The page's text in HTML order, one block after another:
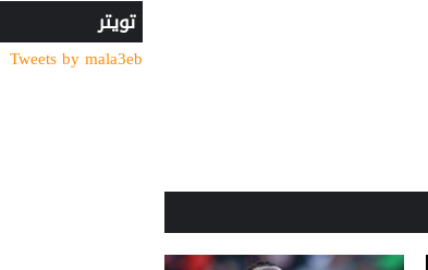
يتمسّك
تويتر
Tweets by mala3eb